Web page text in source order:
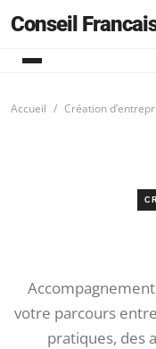
Conseil
Accueil Création
votre parcours
pratiques, des